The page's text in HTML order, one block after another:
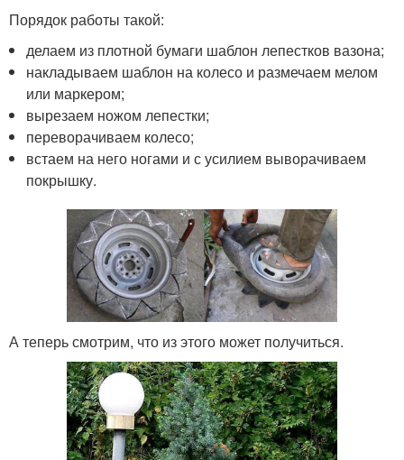
Порядок работы такой:
делаем из плотной бумаги шаблон лепестков вазона;
накладываем шаблон на колесо и размечаем мелом
или маркером;
вырезаем ножом лепестки;
переворачиваем колесо;
встаем на него ногами и с усилием выворачиваем
покрышку.
А теперь смотрим, что из этого может получиться.